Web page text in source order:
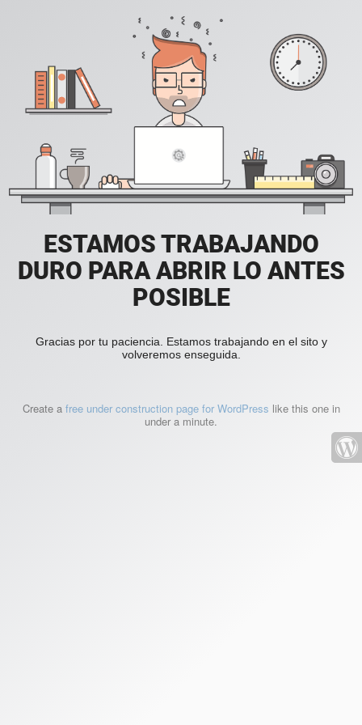
ESTAMOS TRABAJANDO
DURO PARA ABRIR LO ANTES
POSIBLE
Gracias por tu paciencia. Estamos trabajando en el sito y
volveremos enseguida.
Create a free under construction page for WordPress like this one in
under a minute.